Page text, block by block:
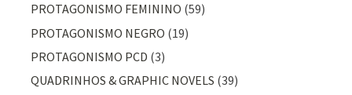
PROTAGONISMO FEMININO (59)
PROTAGONISMO NEGRO (19)
PROTAGONISMO PCD (3)
QUADRINHOS & GRAPHIC NOVELS (39)